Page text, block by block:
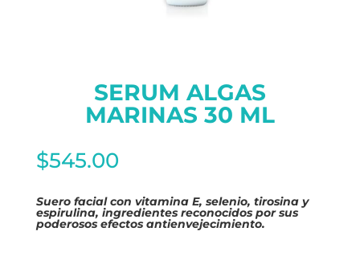
SERUM ALGAS
MARINAS 30 ML
$545.00
Suero facial con vitamina E, selenio, tirosina y
espirulina, ingredientes reconocidos por sus
poderosos efectos antienvejecimiento.